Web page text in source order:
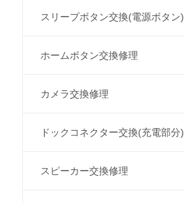
スリープボタン交換(電源ボタン)
ホームボタン交換修理
カメラ交換修理
ドックコネクター交換(充電部分)
スピーカー交換修理